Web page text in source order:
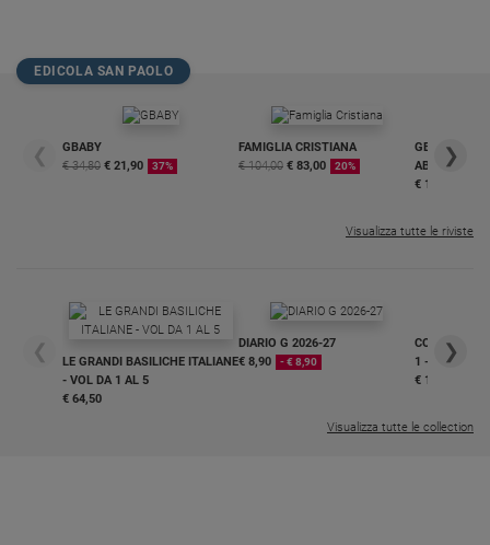
EDICOLA SAN PAOLO
❮
GBABY
€ 34,80 € 21,90 37%
FAMIGLIA CRISTIANA
€ 104,00 € 83,00 20%
GBABY
€ 16,99
❯
Visualizza tutte le riviste
❮
LE GRANDI BASILICHE ITALIANE
- VOL DA 1 AL 5
€ 64,50
DIARIO G 2026-27
€ 8,90
- € 8,90
COLLANA
1 - 2
€ 18,50
❯
Visualizza tutte le collection